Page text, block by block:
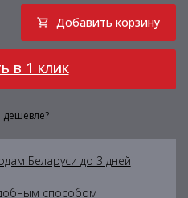
Добавить корзину
в 1 клик
Беларуси до 3 дней
способом